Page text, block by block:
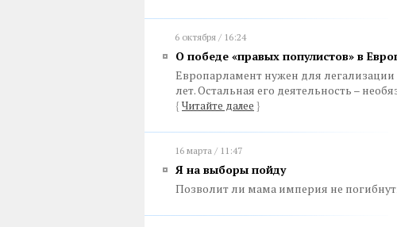
6 октября / 16:24
О победе «правых популистов» в
Европарламент нужен для
лет. Остальная его деятельность –
{ Читайте далее }
16 марта / 11:47
Я на выборы пойду
Позволит ли мама империя не